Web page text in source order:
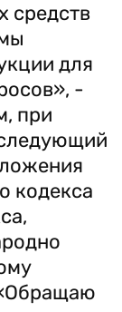
средств
для
-
при
кодекса